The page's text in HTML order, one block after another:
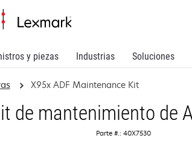
y piezas Industrias Soluciones
X95x ADF Maintenance Kit
de mantenimiento de
Parte #.: 40X7530